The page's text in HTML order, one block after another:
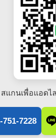
สแกนเพื่อแอดไ
7228